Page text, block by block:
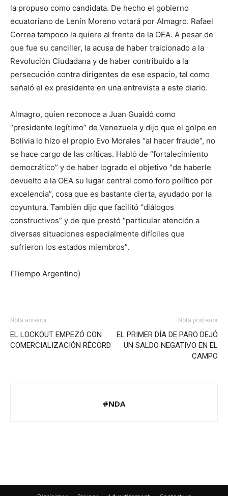
la propuso como candidata. De hecho el gobierno
ecuatoriano de Lenín Moreno votará por Almagro. Rafael
Correa tampoco la quiere al frente de la OEA. A pesar de
que fue su canciller, la acusa de haber traicionado a la
Revolución Ciudadana y de haber contribuido a la
persecución contra dirigentes de ese espacio, tal como
señaló el ex presidente en una entrevista a este diario.
Almagro, quien reconoce a Juan Guaidó como
“presidente legítimo” de Venezuela y dijo que el golpe en
Bolivia lo hizo el propio Evo Morales “al hacer fraude”, no
se hace cargo de las críticas. Habló de “fortalecimiento
democrático” y de haber logrado el objetivo “de haberle
devuelto a la OEA su lugar central como foro político por
excelencia”, cosa que es bastante cierta, ayudado por la
coyuntura. También dijo que facilitó “diálogos
constructivos” y de que prestó “particular atención a
diversas situaciones especialmente difíciles que
sufrieron los estados miembros”.
(Tiempo Argentino)
Nota anterior
EL LOCKOUT EMPEZÓ CON
COMERCIALIZACIÓN RÉCORD
Nota posterior
EL PRIMER DÍA DE PARO DEJÓ
UN SALDO NEGATIVO EN EL
CAMPO
#NDA